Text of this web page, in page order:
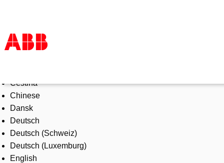
Products & Solutions
Industries
Services
About us
Where to buy
Contact us
Careers
Čeština
Chinese
Dansk
Deutsch
Deutsch (Schweiz)
Deutsch (Luxemburg)
English